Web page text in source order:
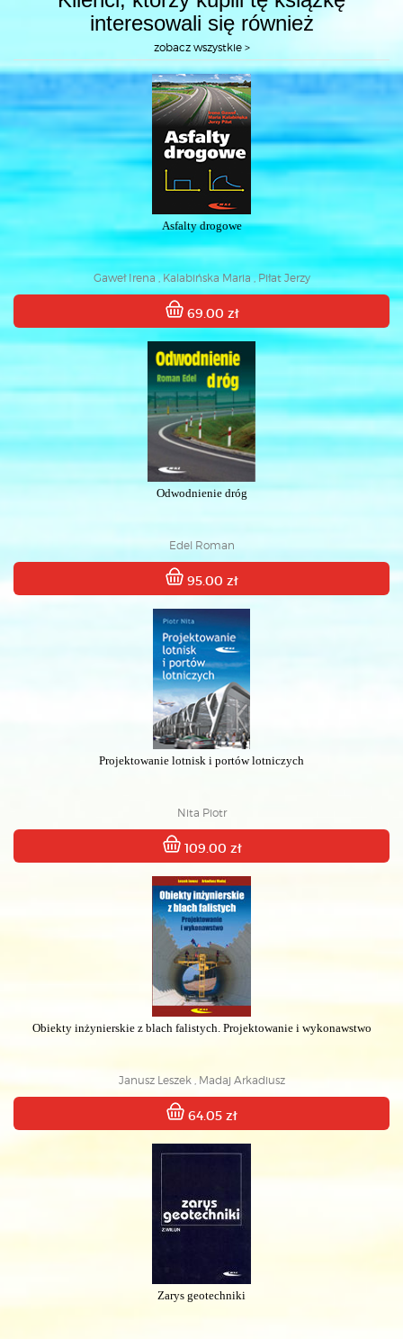
interesowali się również
zobacz wszystkie >
Asfalty drogowe
Gaweł Irena , Kalabińska Maria , Piłat Jerzy
69.00 zł
Odwodnienie dróg
Edel Roman
95.00 zł
Projektowanie lotnisk i portów lotniczych
Nita Piotr
109.00 zł
Obiekty inżynierskie z blach falistych. Projektowanie i wykonawstwo
Janusz Leszek , Madaj Arkadiusz
64.05 zł
Zarys geotechniki